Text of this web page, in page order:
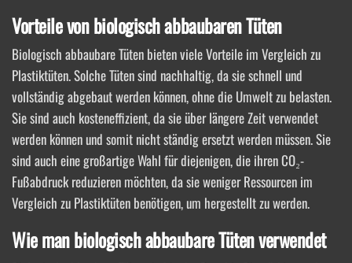
Vorteile von biologisch abbaubaren Tüten
Biologisch abbaubare Tüten bieten viele Vorteile im Vergleich zu
Plastiktüten. Solche Tüten sind nachhaltig, da sie schnell und
vollständig abgebaut werden können, ohne die Umwelt zu belasten.
Sie sind auch kosteneffizient, da sie über längere Zeit verwendet
werden können und somit nicht ständig ersetzt werden müssen. Sie
sind auch eine großartige Wahl für diejenigen, die ihren CO₂-
Fußabdruck reduzieren möchten, da sie weniger Ressourcen im
Vergleich zu Plastiktüten benötigen, um hergestellt zu werden.
Wie man biologisch abbaubare Tüten verwendet